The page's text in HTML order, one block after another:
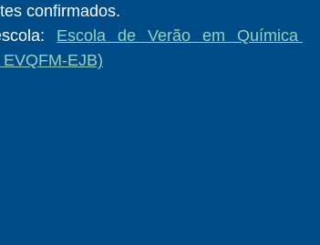
confirmados.
Escola de Verão em Química
EJB)